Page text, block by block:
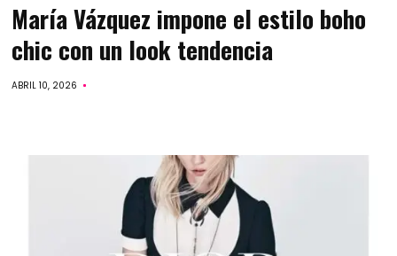
María Vázquez impone el estilo boho
chic con un look tendencia
ABRIL 10, 2026